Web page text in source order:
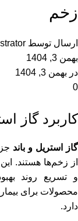
زخم
ارسال توسط
بهمن 3, 1404
در بهمن 3, 1404
0
کاربرد گاز
گاز استریل و باند
از زخم‌ها هستند.
و تسریع روند
محصولات برای
دارد.